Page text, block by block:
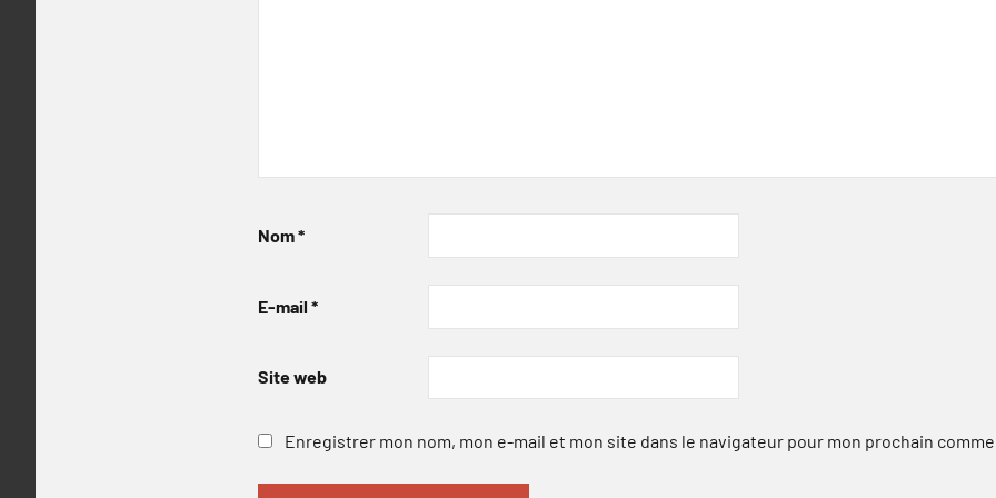
Nom*
E-mail *
Site web
Enregistrer mon nom, mon e-mail et mon site dans le navigateur pour mon prochain